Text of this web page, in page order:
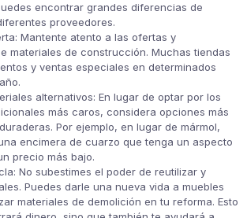
encontrar grandes diferencias de
proveedores.
Mantente atento a las ofertas y
materiales de construcción. Muchas tiendas
y ventas especiales en determinados
alternativos: En lugar de optar por los
más caros, considera opciones más
Por ejemplo, en lugar de mármol,
encimera de cuarzo que tenga un aspecto
precio más bajo.
No subestimes el poder de reutilizar y
Puedes darle una nueva vida a muebles
materiales de demolición en tu reforma. Esto